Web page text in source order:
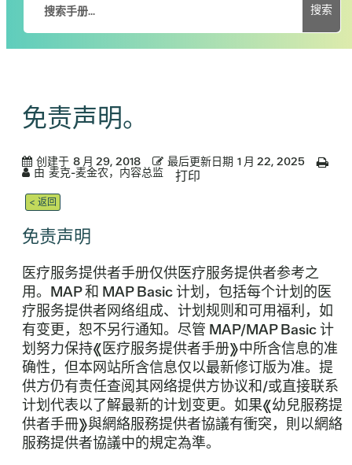
搜索
免责声明。
创建于 8 月 29, 2018 最后更新日期 1 月 22, 2025
由 麦克-麦金农，内容总监 打印
< 返回
免责声明
医疗服务提供者手册仅供医疗服务提供者参考之
用。MAP 和 MAP Basic 计划，包括每个计划的医
疗服务提供者网络组成、计划规则和可用福利，如
有变更，恕不另行通知。尽管 MAP/MAP Basic 计
划努力保持《医疗服务提供者手册》中所含信息的准
确性，但本网站所含信息仅以最新修订版为准。提
供方仍有责任查阅其网络提供方协议和/或直接联系
计划代表以了解最新的计划变更。如果《幼兒服務提
供者手冊》與網絡服務提供者協議有衝突，則以網絡
服務提供者協議中的規定為準。